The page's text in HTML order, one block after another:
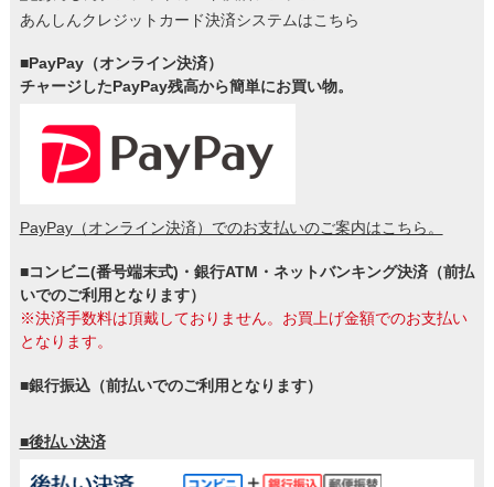
あんしんクレジットカード決済システムはこちら
■PayPay（オンライン決済）
チャージしたPayPay残高から簡単にお買い物。
PayPay（オンライン決済）でのお支払いのご案内はこちら。
■コンビニ(番号端末式)・銀行ATM・ネットバンキング決済（前払
いでのご利用となります）
※決済手数料は頂戴しておりません。お買上げ金額でのお支払い
となります。
■銀行振込（前払いでのご利用となります）
■後払い決済